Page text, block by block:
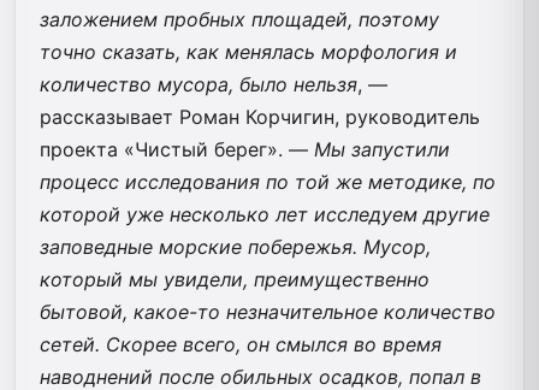
заложением пробных площадей, поэтому
точно сказать, как менялась морфология и
количество мусора, было нельзя, —
рассказывает Роман Корчигин, руководитель
проекта «Чистый берег». — Мы запустили
процесс исследования по той же методике, по
которой уже несколько лет исследуем другие
заповедные морские побережья. Мусор,
который мы увидели, преимущественно
бытовой, какое-то незначительное количество
сетей. Скорее всего, он смылся во время
наводнений после обильных осадков, попал в